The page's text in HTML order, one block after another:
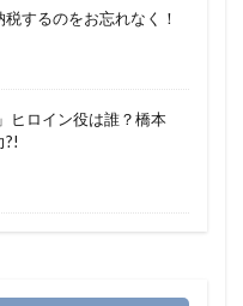
するのをお忘れなく！
ヒロイン役は誰？橋本
?!